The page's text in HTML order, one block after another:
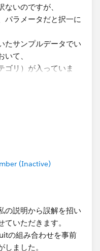
Prepでご検討いただ
か文字列を採番する。
、１セッションごと
の四種類のキー
のデータが複数キー
れる。
いのですが、
パラメータだと択一に
たサンプルデータでい
て、
ゴリ）が入っていま
OR 「クリップを
問に至りました。
(Inactive)
の説明から誤解を招い
いただきます。
の組み合わせを事前
ました。